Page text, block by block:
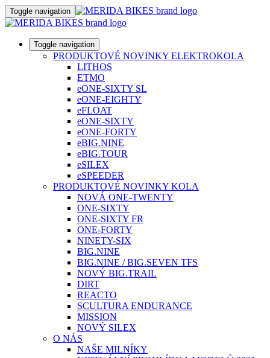
Toggle navigation
Toggle navigation
PRODUKTOVÉ NOVINKY ELEKTROKOLA
LITHOS
ETMO
eONE-SIXTY SL
eONE-EIGHTY
eFLOAT
eONE-SIXTY
eONE-FORTY
eBIG.NINE
eBIG.TOUR
eSILEX
eSPEEDER
PRODUKTOVÉ NOVINKY KOLA
NOVÁ ONE-TWENTY
ONE-SIXTY
ONE-SIXTY FR
ONE-FORTY
NINETY-SIX
BIG.NINE
BIG.NINE / BIG.SEVEN TFS
NOVÝ BIG.TRAIL
DIRT
REACTO
SCULTURA ENDURANCE
MISSION
NOVÝ SILEX
O NÁS
NAŠE MILNÍKY